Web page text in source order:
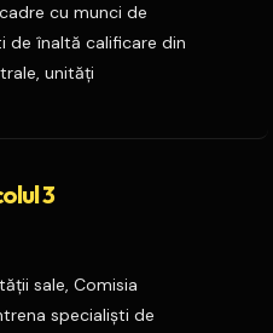
cu munci de
de înaltă calificare din
unităţi
3
sale, Comisia
specialişti de